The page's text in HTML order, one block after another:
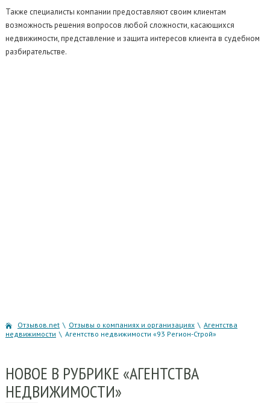
Также специалисты компании предоставляют своим клиентам
возможность решения вопросов любой сложности, касающихся
недвижимости, представление и защита интересов клиента в судебном
разбирательстве.
Отзывов.net \ Отзывы о компаниях и организациях \ Агентства
недвижимости \ Агентство недвижимости «93 Регион-Строй»
НОВОЕ В РУБРИКЕ «АГЕНТСТВА
НЕДВИЖИМОСТИ»